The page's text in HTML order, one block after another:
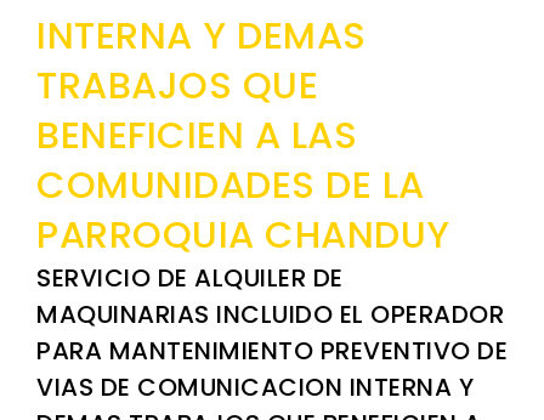
INTERNA Y DEMAS
TRABAJOS QUE
BENEFICIEN A LAS
COMUNIDADES DE LA
PARROQUIA CHANDUY
SERVICIO DE ALQUILER DE
MAQUINARIAS INCLUIDO EL OPERADOR
PARA MANTENIMIENTO PREVENTIVO DE
VIAS DE COMUNICACION INTERNA Y